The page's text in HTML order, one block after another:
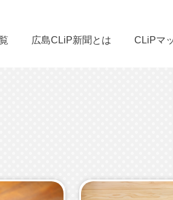
広島CLiP新聞とは CLiPマ